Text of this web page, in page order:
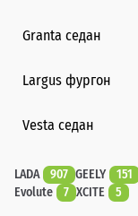
Granta седан
Largus фургон
Vesta седан
LADA 907 GEELY 151
Evolute
7 XCITE 5